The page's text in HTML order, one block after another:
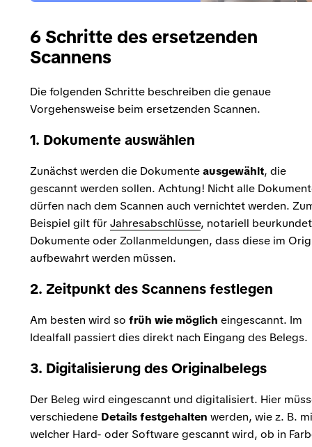
6 Schritte des ersetzenden
Scannens
Die folgenden Schritte beschreiben die genaue
Vorgehensweise beim ersetzenden Scannen.
1. Dokumente auswählen
Zunächst werden die Dokumenteausgewählt, die
gescannt werden sollen. Achtung! Nicht alle
dürfen nach dem Scannen auch vernichtet werden.
Beispiel gilt fürJahresabschlüsse, notariell
Dokumente oder Zollanmeldungen, dass diese im
aufbewahrt werden müssen.
2. Zeitpunkt des Scannens festlegen
Am besten wird so früh wie möglich eingescannt. Im
Idealfall passiert dies direkt nach Eingang des Belegs.
3. Digitalisierung des Originalbelegs
Der Beleg wird eingescannt und digitalisiert. Hier
verschiedene Detailsfestgehalten werden, wie z. B.
welcher Hard- oder Software gescannt wird, ob in